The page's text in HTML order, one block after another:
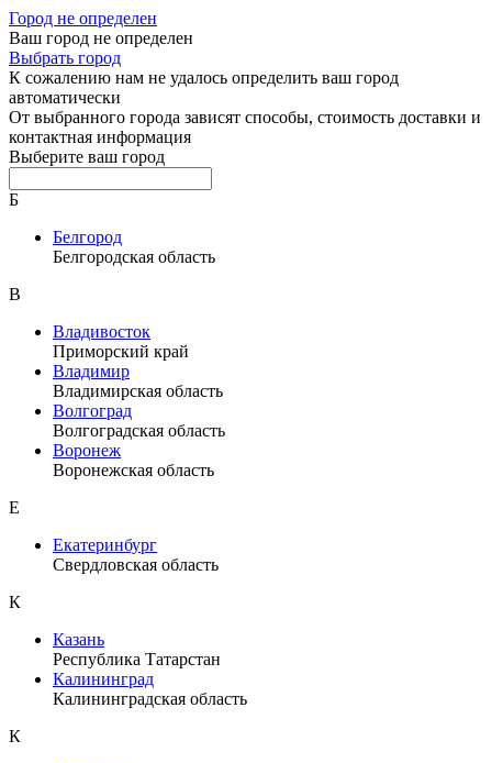
Город не определен
Ваш город не определен
Выбрать город
К сожалению нам не удалось определить ваш город
автоматически
От выбранного города зависят способы, стоимость доставки и
контактная информация
Выберите ваш город
Б
Белгород
Белгородская область
В
Владивосток
Приморский край
Владимир
Владимирская область
Волгоград
Волгоградская область
Воронеж
Воронежская область
Е
Екатеринбург
Свердловская область
К
Казань
Республика Татарстан
Калининград
Калининградская область
К